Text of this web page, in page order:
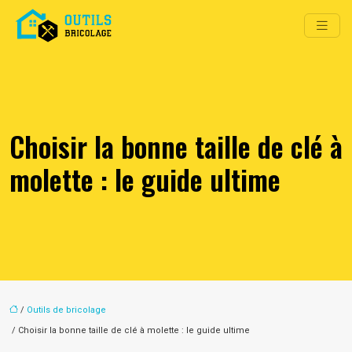
Choisir la bonne taille de clé à
molette : le guide ultime
/ Outils de bricolage
/ Choisir la bonne taille de clé à molette : le guide ultime